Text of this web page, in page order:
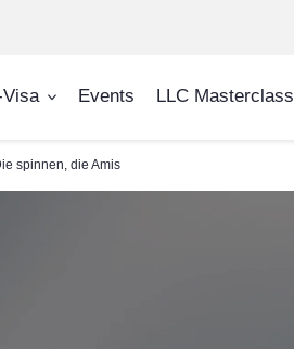
Events LLC Masterclass
spinnen, die Amis